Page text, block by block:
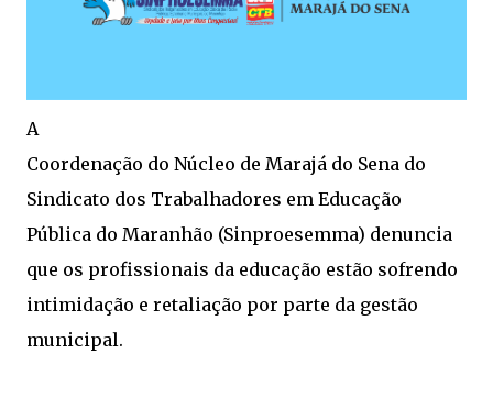
A
Coordenação do Núcleo de Marajá do Sena do
Sindicato dos Trabalhadores em Educação
Pública do Maranhão (Sinproesemma) denuncia
que os profissionais da educação estão sofrendo
intimidação e retaliação por parte da gestão
municipal.